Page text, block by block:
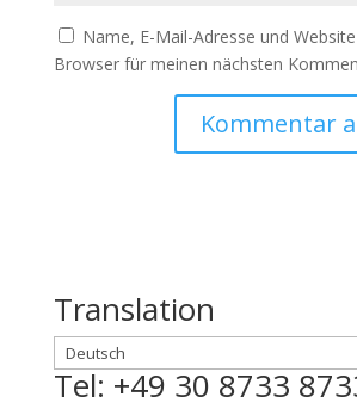
Name, E-Mail-Adresse und
Browser für meinen nächsten
Translation
Tel: +49 30 8733